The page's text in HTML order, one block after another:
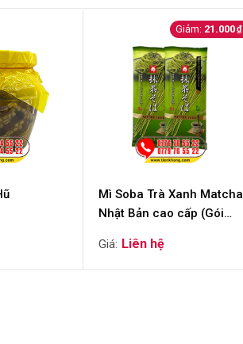
21.000
Mì Soba Trà Xanh Matcha
Nhật Bản cao cấp (Gói